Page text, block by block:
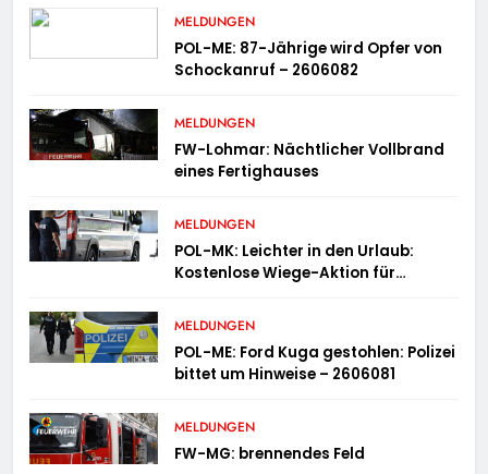
MELDUNGEN
POL-ME: 87-Jährige wird Opfer von
Schockanruf – 2606082
MELDUNGEN
FW-Lohmar: Nächtlicher Vollbrand
eines Fertighauses
MELDUNGEN
POL-MK: Leichter in den Urlaub:
Kostenlose Wiege-Aktion für
MELDUNGEN
POL-ME: Ford Kuga gestohlen: Polizei
bittet um Hinweise – 2606081
MELDUNGEN
FW-MG: brennendes Feld